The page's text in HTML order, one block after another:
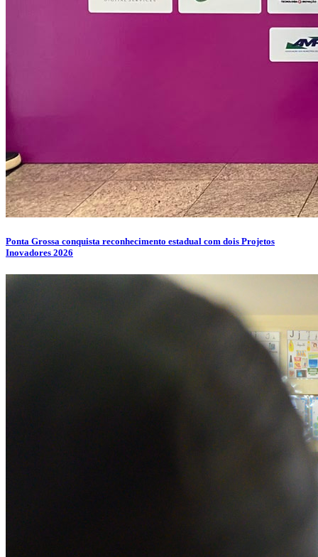
Ponta Grossa conquista reconhecimento estadual com dois Projetos
Inovadores 2026